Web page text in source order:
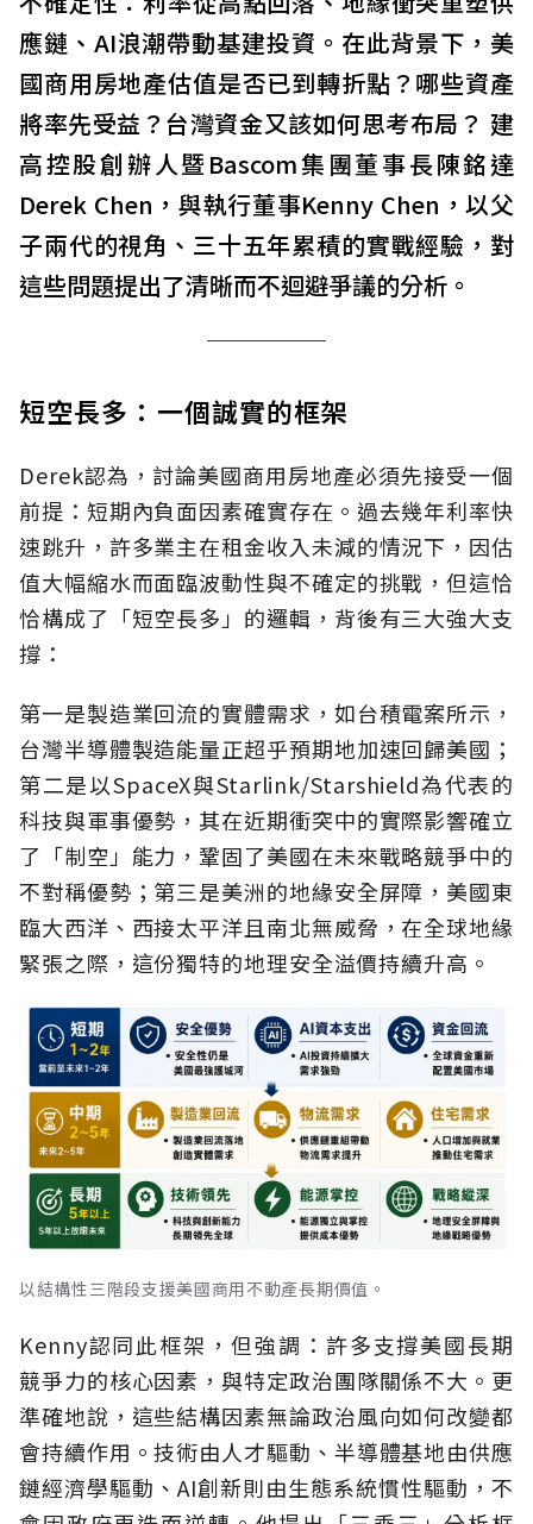
應鏈、AI浪潮帶動基建投資。在此背景下，美
國商用房地產估值是否已到轉折點？哪些資產
將率先受益？台灣資金又該如何思考布局？ 建
高控股創辦人暨Bascom集團董事長陳銘達
Derek Chen，與執行董事Kenny Chen，以父
子兩代的視角、三十五年累積的實戰經驗，對
這些問題提出了清晰而不迴避爭議的分析。
短空長多：一個誠實的框架
Derek認為，討論美國商用房地產必須先接受一個
前提：短期內負面因素確實存在。過去幾年利率快
速跳升，許多業主在租金收入未減的情況下，因估
值大幅縮水而面臨波動性與不確定的挑戰，但這恰
恰構成了「短空長多」的邏輯，背後有三大強大支
撐：
第一是製造業回流的實體需求，如台積電案所示，
台灣半導體製造能量正超乎預期地加速回歸美國；
第二是以SpaceX與Starlink/Starshield為代表的
科技與軍事優勢，其在近期衝突中的實際影響確立
了「制空」能力，鞏固了美國在未來戰略競爭中的
不對稱優勢；第三是美洲的地緣安全屏障，美國東
臨大西洋、西接太平洋且南北無威脅，在全球地緣
緊張之際，這份獨特的地理安全溢價持續升高。
以結構性三階段支援美國商用不動產長期價值。
Kenny認同此框架，但強調：許多支撐美國長期
競爭力的核心因素，與特定政治團隊關係不大。更
準確地說，這些結構因素無論政治風向如何改變都
會持續作用。技術由人才驅動、半導體基地由供應
鏈經濟學驅動、AI創新則由生態系統慣性驅動，不